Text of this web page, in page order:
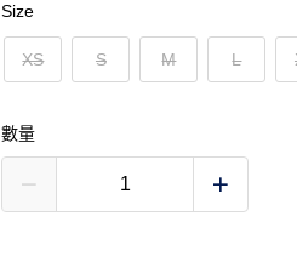
Size
XS S M L
數量